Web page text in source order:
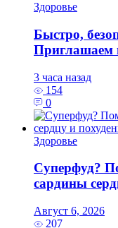
Здоровье
Быстро,
Приглашаем
3 часа назад
154
0
Здоровье
Суперфуд?
сардины
Август 6, 2026
207